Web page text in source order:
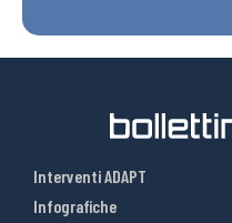
Interventi ADAPT
Infografiche